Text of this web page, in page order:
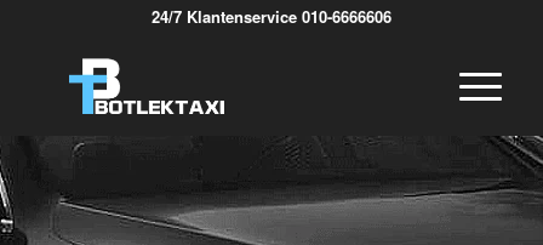
24/7 Klantenservice 010-6666606